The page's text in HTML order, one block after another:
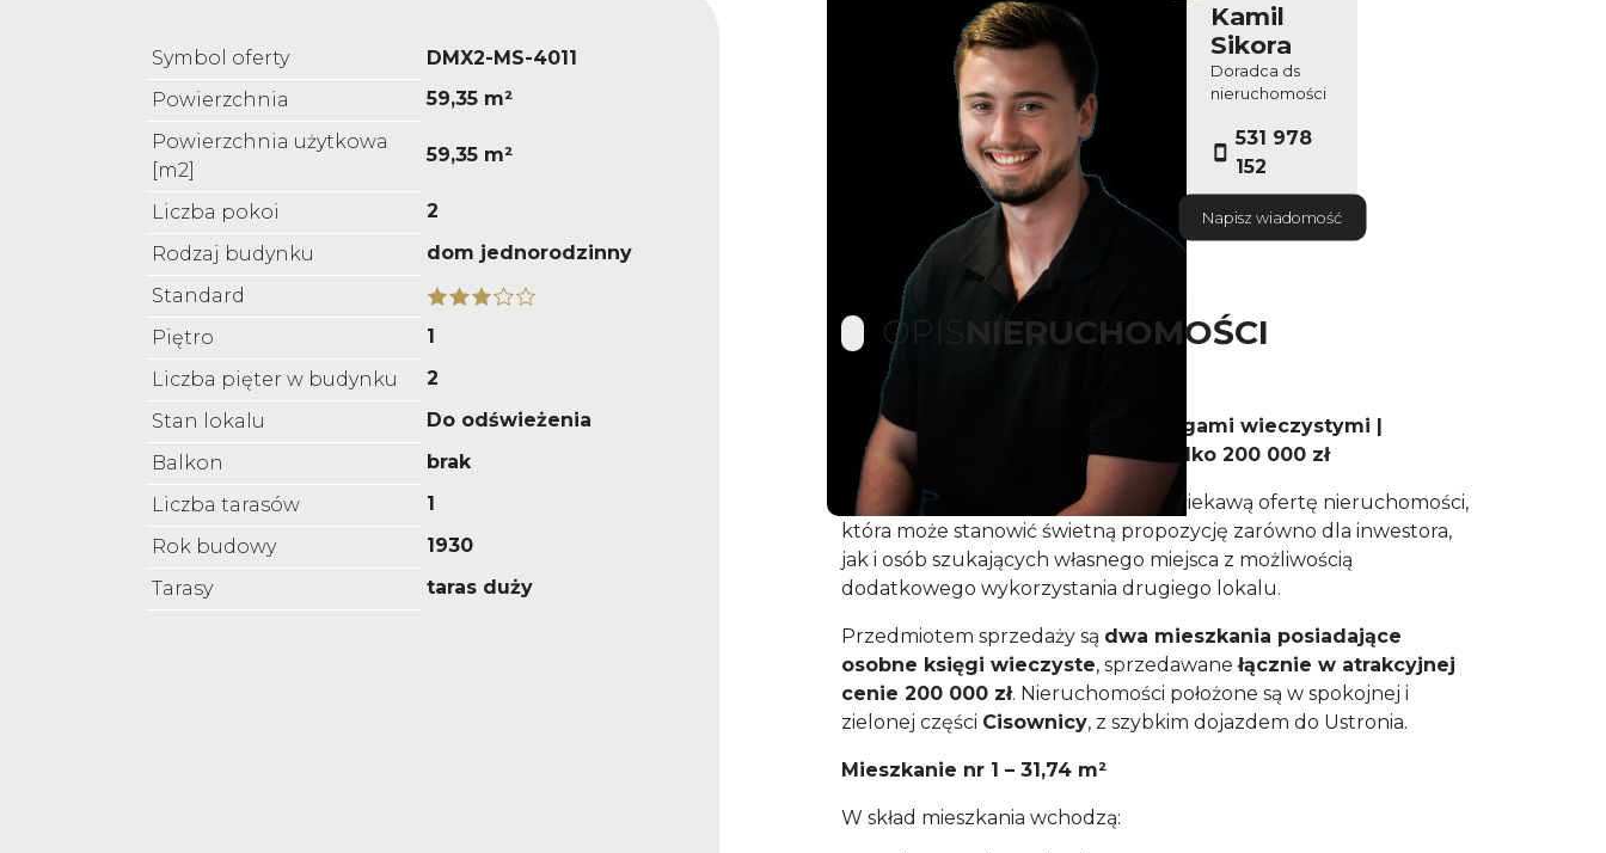
Symbol oferty
DMX2-MS-4011
Powierzchnia
59,35 m²
Powierzchnia użytkowa
[m2]
59,35 m²
Liczba pokoi
2
Rodzaj budynku
dom jednorodzinny
Standard
Piętro
1
Liczba pięter w budynku
2
Stan lokalu
Do odświeżenia
Balkon
brak
Liczba tarasów
1
Rok budowy
1930
Tarasy
taras duży
Kamil
Sikora
Doradca ds
nieruchomości
531 978
152
Napisz wiadomość
OPISNIERUCHOMOŚCI
Dwa mieszkania z osobnymi księgami wieczystymi |
Cisownica k. Ustronia | Łącznie tylko 200 000 zł
Mam przyjemność zaprezentować ciekawą ofertę nieruchomości,
która może stanowić świetną propozycję zarówno dla inwestora,
jak i osób szukających własnego miejsca z możliwością
dodatkowego wykorzystania drugiego lokalu.
Przedmiotem sprzedaży są dwa mieszkania posiadające
osobne księgi wieczyste, sprzedawanełącznie w atrakcyjnej
cenie 200 000 zł. Nieruchomości położone są w spokojnej i
zielonej części Cisownicy, z szybkim dojazdem do Ustronia.
Mieszkanie nr 1 – 31,74 m²
W skład mieszkania wchodzą: